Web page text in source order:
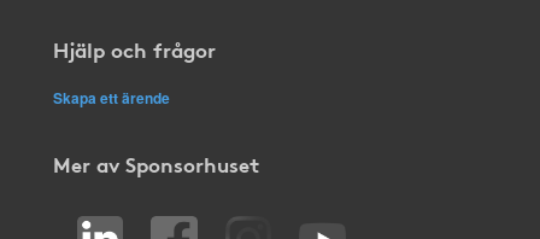
Hjälp och frågor
Skapa ett ärende
Mer av Sponsorhuset